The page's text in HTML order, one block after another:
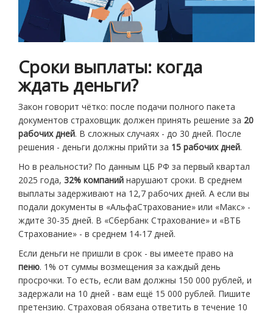
Сроки выплаты: когда
ждать деньги?
Закон говорит чётко: после подачи полного пакета
документов страховщик должен принять решение за 20
рабочих дней. В сложных случаях - до 30 дней. После
решения - деньги должны прийти за 15 рабочих дней.
Но в реальности? По данным ЦБ РФ за первый квартал
2025 года, 32% компаний нарушают сроки. В среднем
выплаты задерживают на 12,7 рабочих дней. А если вы
подали документы в «АльфаСтрахование» или «Макс» -
ждите 30-35 дней. В «Сбербанк Страхование» и «ВТБ
Страхование» - в среднем 14-17 дней.
Если деньги не пришли в срок - вы имеете право на
пеню. 1% от суммы возмещения за каждый день
просрочки. То есть, если вам должны 150 000 рублей, и
задержали на 10 дней - вам ещё 15 000 рублей. Пишите
претензию. Страховая обязана ответить в течение 10